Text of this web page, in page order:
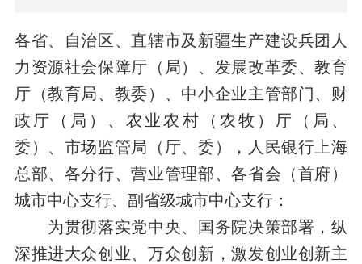
各省、自治区、直辖市及新疆生产建设兵团人
力资源社会保障厅（局）、发展改革委、教育
厅（教育局、教委）、中小企业主管部门、财
政厅（局）、农业农村（农牧）厅（局、
委）、市场监管局（厅、委），人民银行上海
总部、各分行、营业管理部、各省会（首府）
城市中心支行、副省级城市中心支行：
为贯彻落实党中央、国务院决策部署，纵
深推进大众创业、万众创新，激发创业创新主